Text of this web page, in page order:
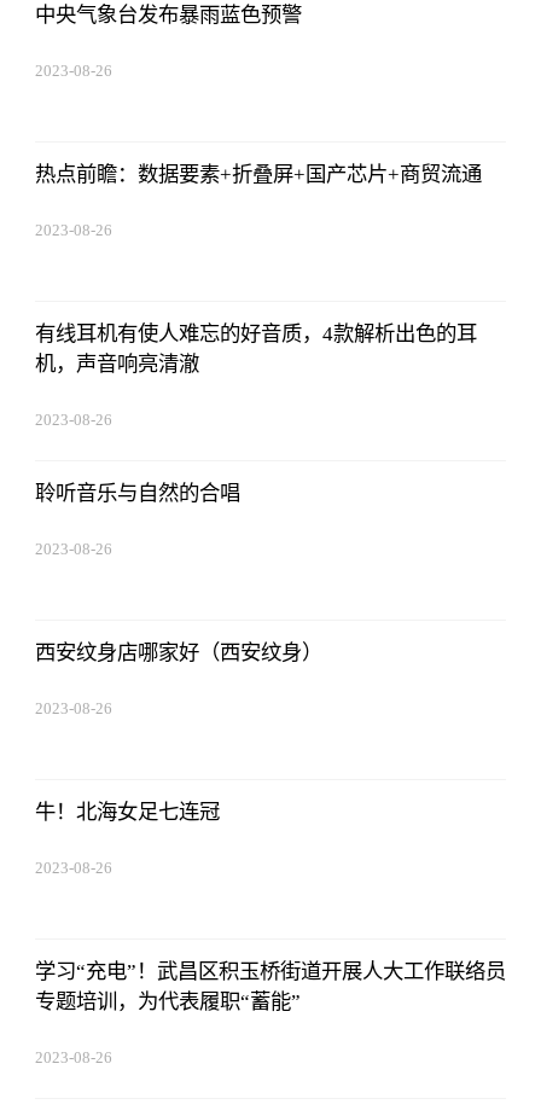
中央气象台发布暴雨蓝色预警
2023-08-26
热点前瞻：数据要素+折叠屏+国产芯片+商贸流通
2023-08-26
有线耳机有使人难忘的好音质，4款解析出色的耳
机，声音响亮清澈
2023-08-26
聆听音乐与自然的合唱
2023-08-26
西安纹身店哪家好（西安纹身）
2023-08-26
牛！北海女足七连冠
2023-08-26
学习“充电”！武昌区积玉桥街道开展人大工作联络员
专题培训，为代表履职“蓄能”
2023-08-26